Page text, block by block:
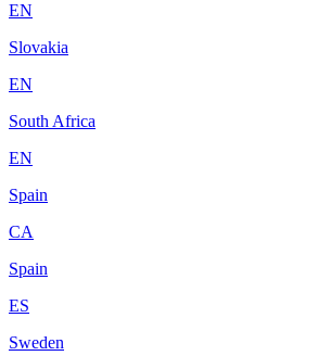
EN
Slovakia
EN
South Africa
EN
Spain
CA
Spain
ES
Sweden